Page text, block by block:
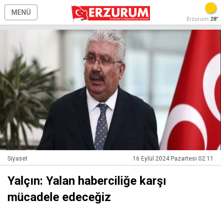
MENÜ
Erzurum 28°
Siyaset 16 Eylül 2024 Pazartesi 02:11
Yalçın: Yalan haberciliğe karşı
mücadele edeceğiz